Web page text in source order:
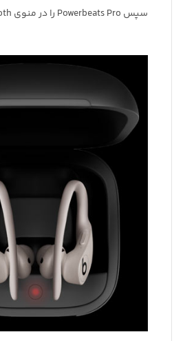
سپس Powerbeats Pro را در منوی Bluetooth انتخاب کنید.